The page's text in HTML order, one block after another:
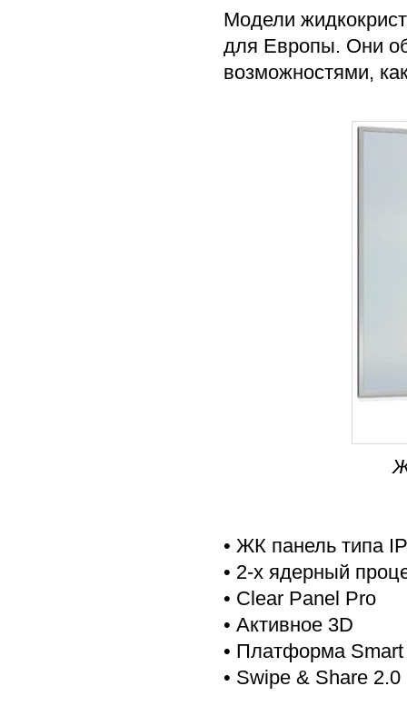
Модели
для Европы. Они
возможностями,
• ЖК панель типа
• 2-х ядерный
• Clear Panel Pro
• Активное 3D
• Платформа
• Swipe & Share 2.0